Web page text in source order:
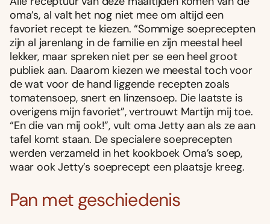
oma’s, al valt het nog niet mee om altijd een
favoriet recept te kiezen. “Sommige soeprecepten
zijn al jarenlang in de familie en zijn meestal heel
lekker, maar spreken niet per se een heel groot
publiek aan. Daarom kiezen we meestal toch voor
de wat voor de hand liggende recepten zoals
tomatensoep, snert en linzensoep. Die laatste is
overigens mijn favoriet”, vertrouwt Martijn mij toe.
“En die van mij ook!”, vult oma Jetty aan als ze aan
tafel komt staan. De specialere soeprecepten
werden verzameld in het kookboek Oma’s soep,
waar ook Jetty’s soeprecept een plaatsje kreeg.
Pan met geschiedenis